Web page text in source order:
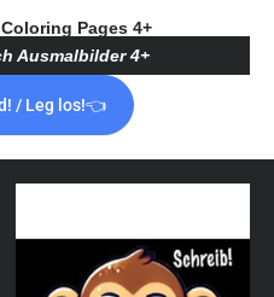
Pages 4+
Ausmalbilder 4+
/ Leg los!👈